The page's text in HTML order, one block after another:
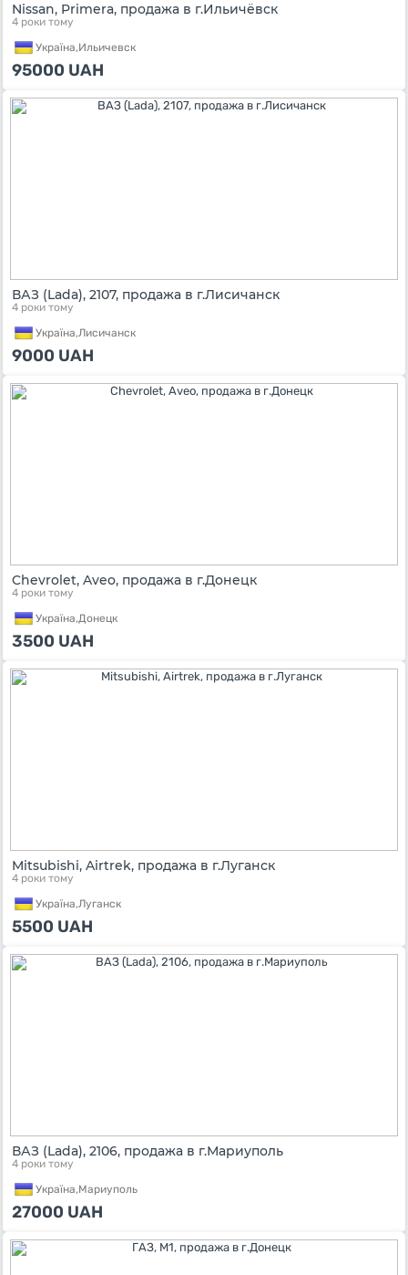
Nissan, Primera, продажа в г.Ильичёвск
4 роки тому
Україна,Ильичевск
95000 UAH
ВАЗ (Lada), 2107, продажа в г.Лисичанск
4 роки тому
Україна,Лисичанск
9000 UAH
Chevrolet, Aveo, продажа в г.Донецк
4 роки тому
Україна,Донецк
3500 UAH
Mitsubishi, Airtrek, продажа в г.Луганск
4 роки тому
Україна,Луганск
5500 UAH
ВАЗ (Lada), 2106, продажа в г.Мариуполь
4 роки тому
Україна,Мариуполь
27000 UAH